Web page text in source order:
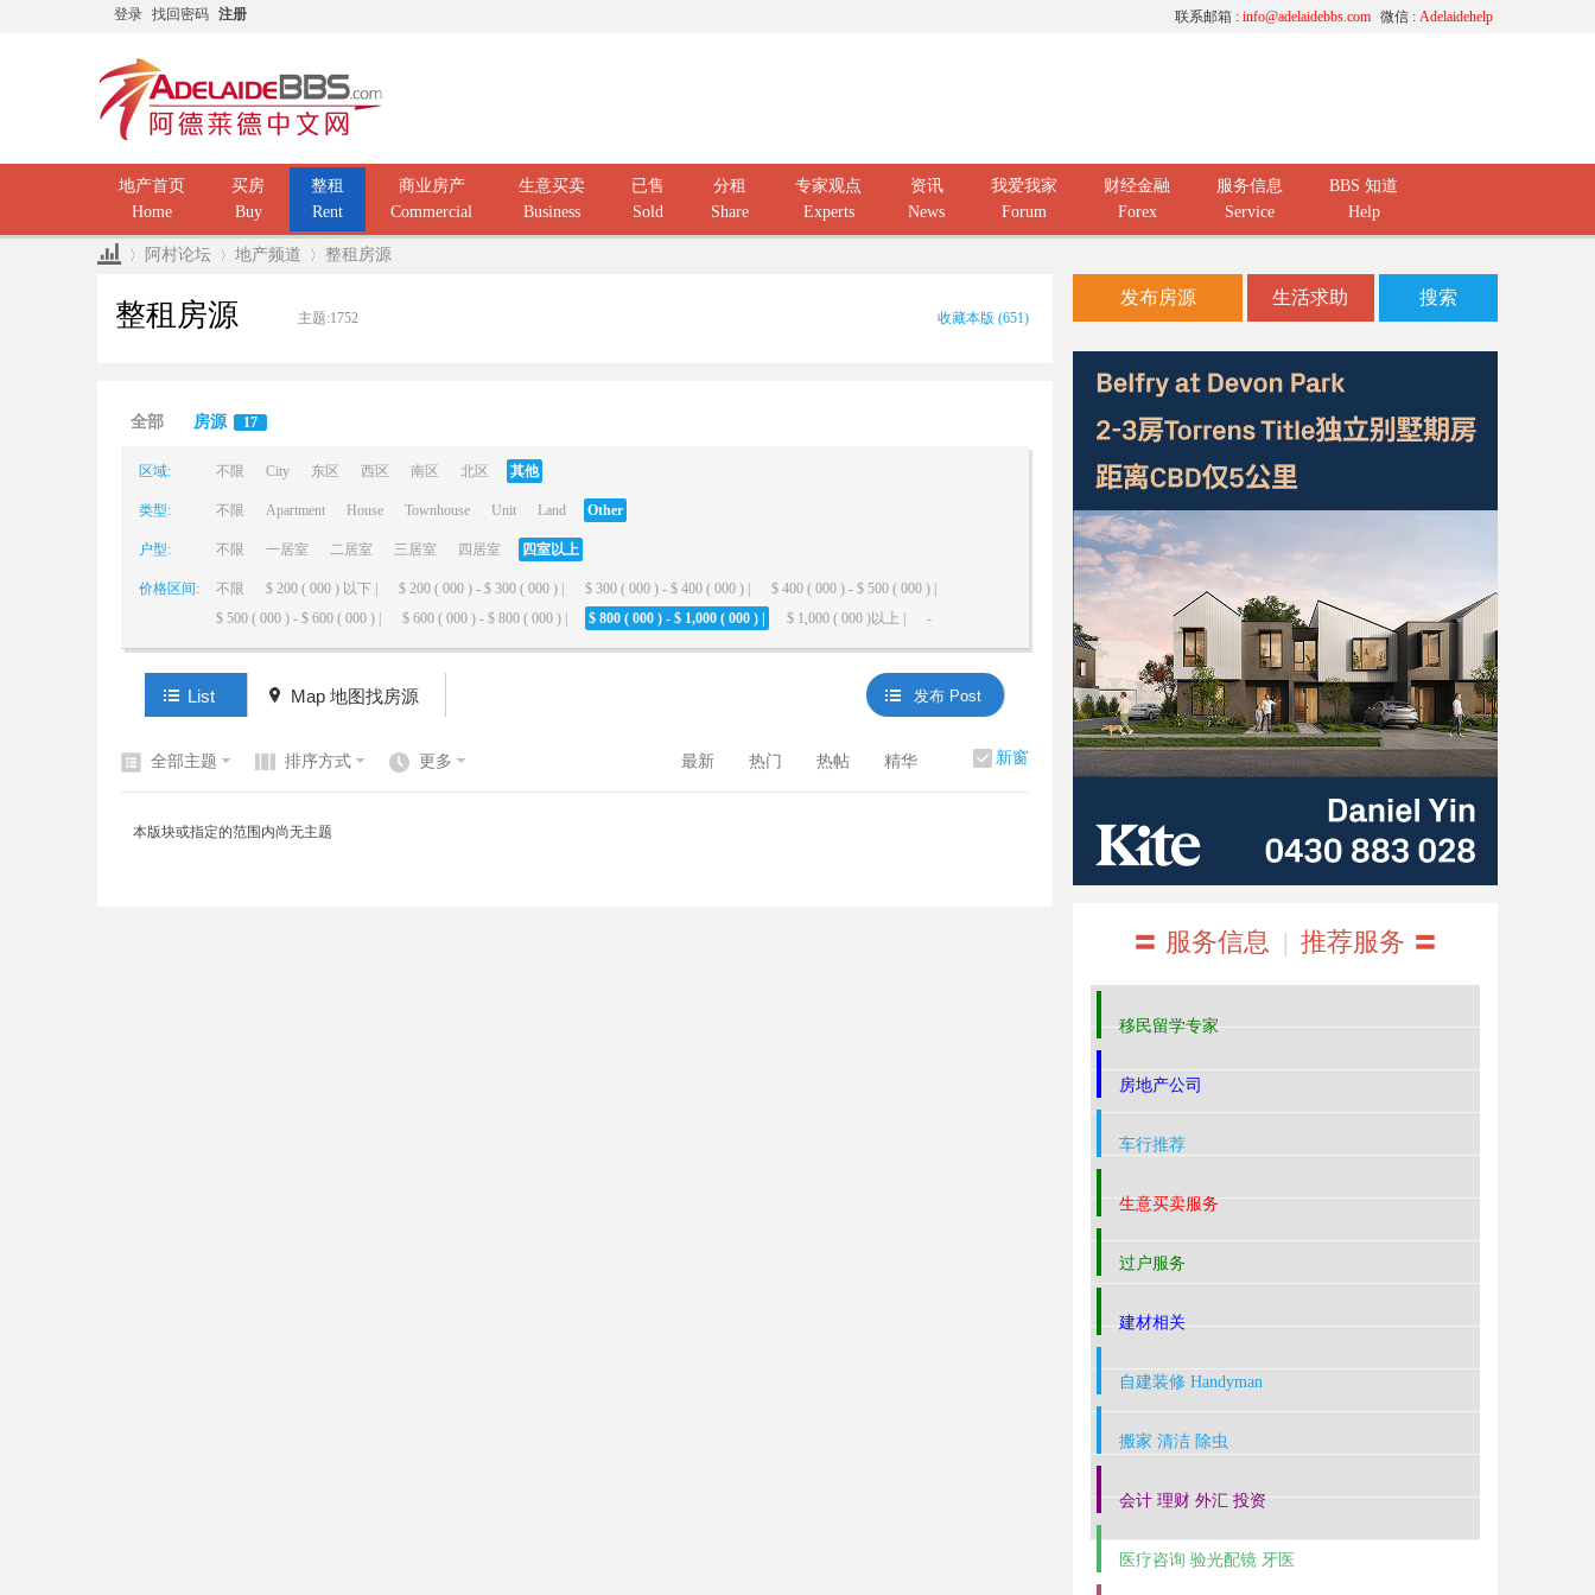
登录 找回密码 注册 微信 : Adelaidehelp
联系邮箱 : info@adelaidebbs.com
地产首页
Home
买房
Buy
整租
Rent
商业房产
Commercial
生意买卖
Business
已售
Sold
分租
Share
专家观点
Experts
资讯
News
我爱我家
Forum
财经金融
Forex
服务信息
Service
BBS 知道
Help
阿村论坛 地产频道 整租房源
整租房源 主题:1752 收藏本版 (651)
全部 房源 17
区域: 不限 City 东区 西区 南区 北区 其他
类型: 不限 Apartment House Townhouse Unit Land Other
户型: 不限 一居室 二居室 三居室 四居室 四室以上
价格区间: 不限 $ 200 ( 000 ) 以下 | $ 200 ( 000 ) - $ 300 ( 000 ) | $ 300 ( 000 ) - $ 400 ( 000 ) |
$ 400 ( 000 ) - $ 500 ( 000 ) |
$ 500 ( 000 ) - $ 600 ( 000 ) |
$ 600 ( 000 ) - $ 800 ( 000 ) | $ 800 ( 000 ) - $ 1,000 ( 000 ) | $ 1,000 ( 000 )以上 | -
List Map 地图找房源 发布 Post
新窗
全部主题 排序方式 更多 最新 热门 热帖 精华
本版块或指定的范围内尚无主题
发布房源 生活求助 搜索
〓 服务信息 | 推荐服务 〓
移民留学专家
房地产公司
车行推荐
生意买卖服务
过户服务
建材相关
自建装修 Handyman
搬家 清洁 除虫
会计 理财 外汇 投资
医疗咨询 验光配镜 牙医